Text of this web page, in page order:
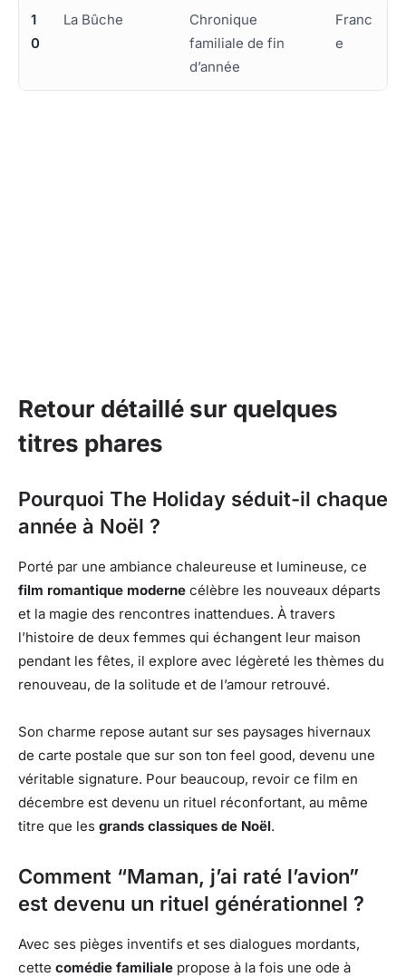
1
0
La Bûche
Chronique
familiale de fin
d’année
Franc
e
Retour détaillé sur quelques
titres phares
Pourquoi The Holiday séduit-il chaque
année à Noël ?
Porté par une ambiance chaleureuse et lumineuse, ce
film romantique moderne célèbre les nouveaux départs
et la magie des rencontres inattendues. À travers
l’histoire de deux femmes qui échangent leur maison
pendant les fêtes, il explore avec légèreté les thèmes du
renouveau, de la solitude et de l’amour retrouvé.
Son charme repose autant sur ses paysages hivernaux
de carte postale que sur son ton feel good, devenu une
véritable signature. Pour beaucoup, revoir ce film en
décembre est devenu un rituel réconfortant, au même
titre que les grands classiques de Noël.
Comment “Maman, j’ai raté l’avion”
est devenu un rituel générationnel ?
Avec ses pièges inventifs et ses dialogues mordants,
cette comédie familiale propose à la fois une ode à